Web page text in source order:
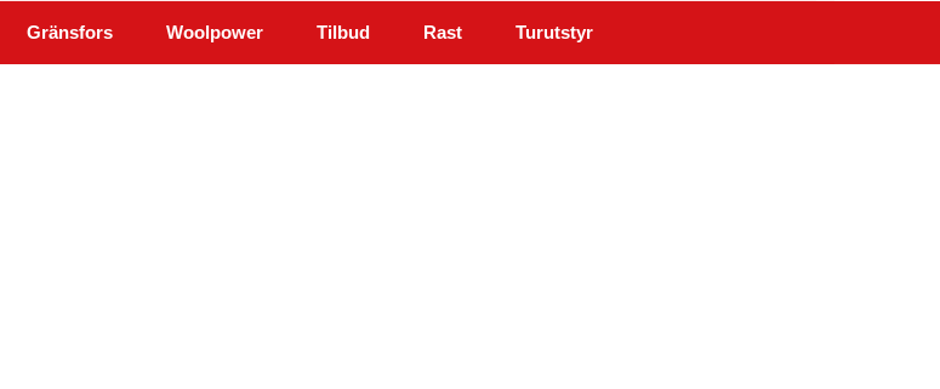
Gränsfors Woolpower Tilbud Rast Turutstyr